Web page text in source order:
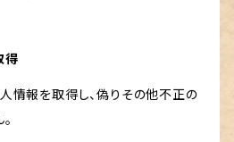
得
情報を取得し、偽りその他不正の